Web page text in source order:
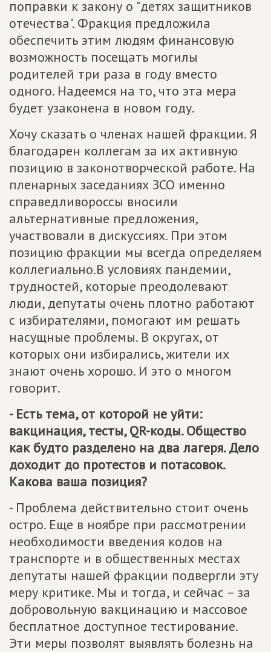
поправки к закону о "детях защитников
отечества". Фракция предложила
обеспечить этим людям финансовую
возможность посещать могилы
родителей три раза в году вместо
одного. Надеемся на то, что эта мера
будет узаконена в новом году.
Хочу сказать о членах нашей фракции. Я
благодарен коллегам за их активную
позицию в законотворческой работе. На
пленарных заседаниях ЗСО именно
справедливороссы вносили
альтернативные предложения,
участвовали в дискуссиях. При этом
позицию фракции мы всегда определяем
коллегиально.В условиях пандемии,
трудностей, которые преодолевают
люди, депутаты очень плотно работают
с избирателями, помогают им решать
насущные проблемы. В округах, от
которых они избирались, жители их
знают очень хорошо. И это о многом
говорит.
- Есть тема, от которой не уйти:
вакцинация, тесты, QR-коды. Общество
как будто разделено на два лагеря. Дело
доходит до протестов и потасовок.
Какова ваша позиция?
- Проблема действительно стоит очень
остро. Еще в ноябре при рассмотрении
необходимости введения кодов на
транспорте и в общественных местах
депутаты нашей фракции подвергли эту
меру критике. Мы и тогда, и сейчас – за
добровольную вакцинацию и массовое
бесплатное доступное тестирование.
Эти меры позволят выявлять болезнь на